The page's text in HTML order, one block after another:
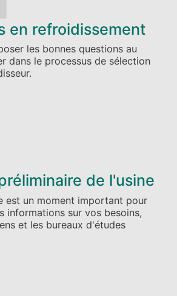
en refroidissement
les bonnes questions au
dans le processus de sélection
de l'usine
est un moment important pour
informations sur vos besoins,
et les bureaux d'études